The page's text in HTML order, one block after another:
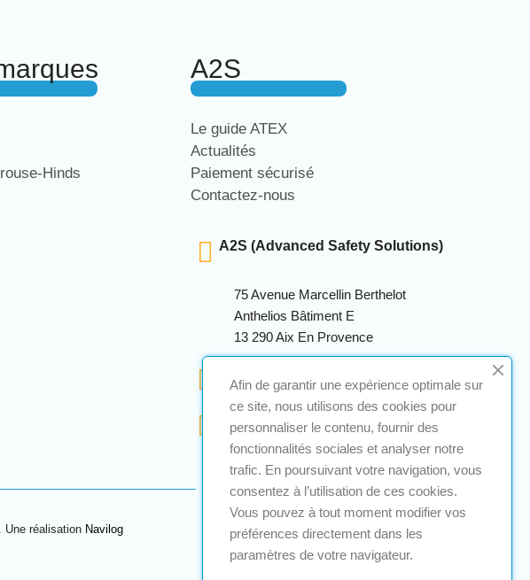
Hinds
A2S
Le guide ATEX
Actualités
Paiement sécurisé
Contactez-nous
A2S (Advanced Safety Solutions)
75 Avenue Marcellin Berthelot
Anthelios Bâtiment E
13 290 Aix En Provence
Une réalisation Navilog
Afin de garantir une expérience optimale sur
ce site, nous utilisons des cookies pour
personnaliser le contenu, fournir des
fonctionnalités sociales et analyser notre
trafic. En poursuivant votre navigation, vous
consentez à l’utilisation de ces cookies.
Vous pouvez à tout moment modifier vos
préférences directement dans les
paramètres de votre navigateur.